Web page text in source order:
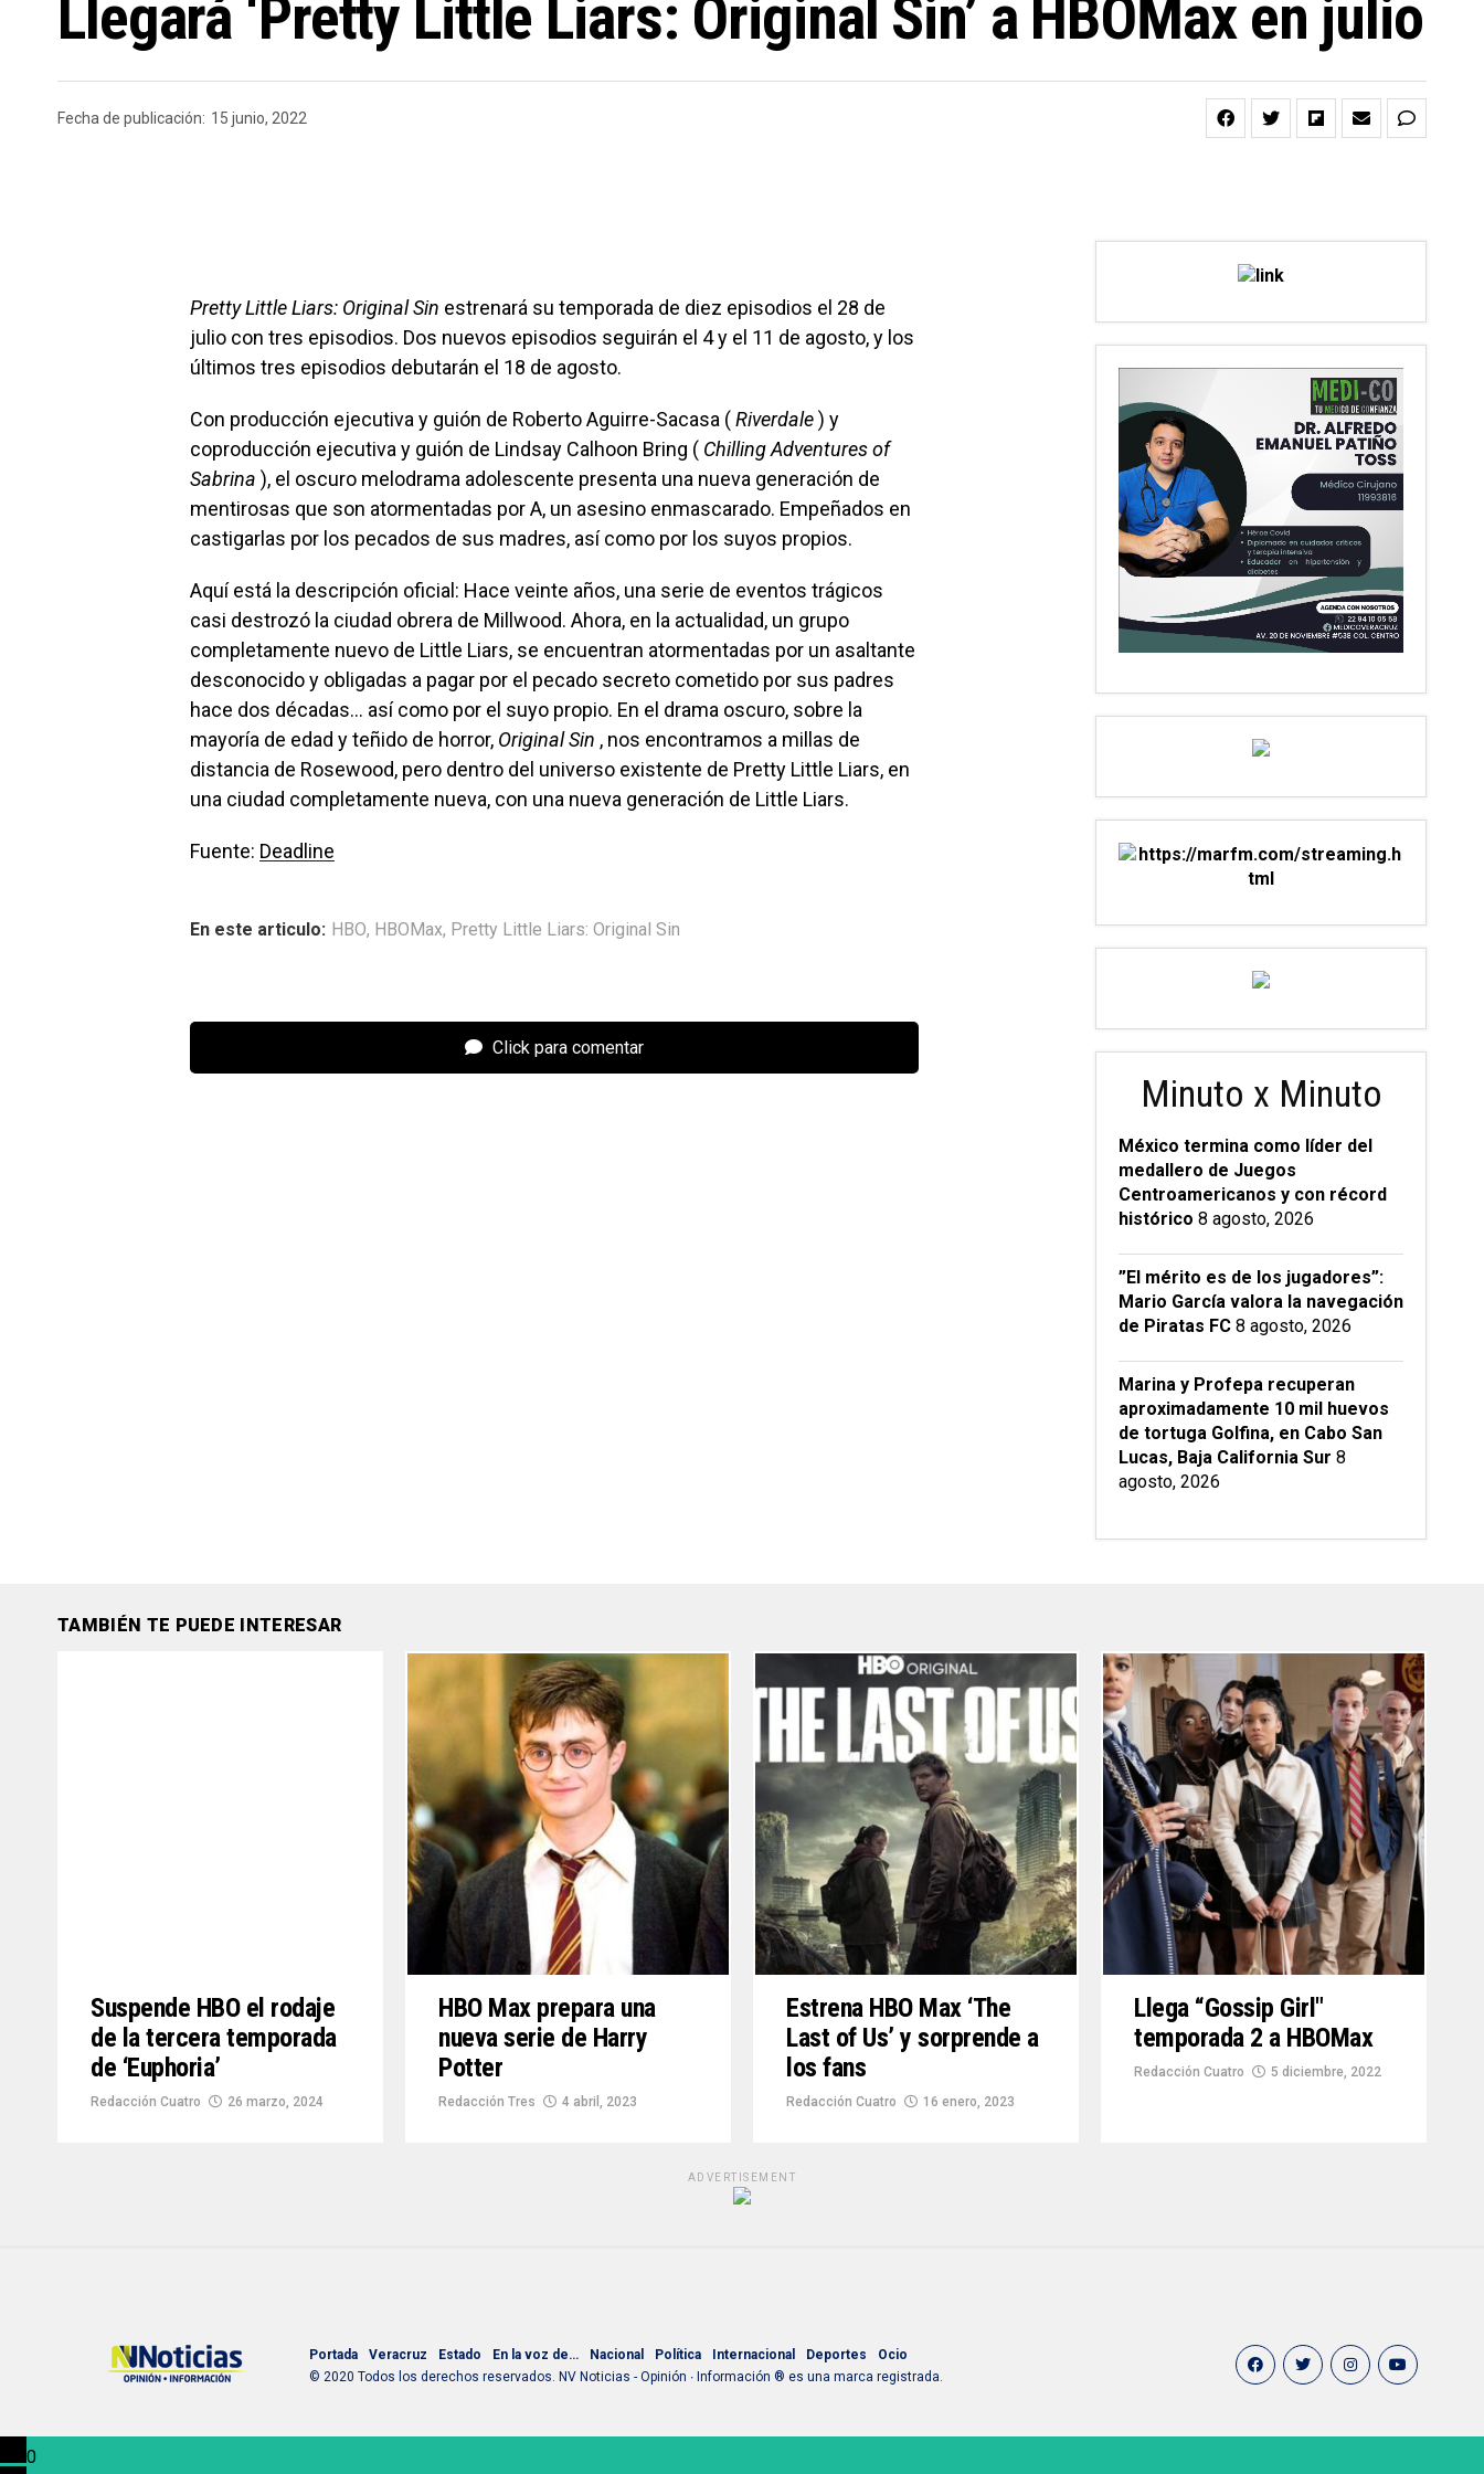
Llegará ‘Pretty Little Liars: Original Sin’ a HBOMax en julio
Fecha de publicación: 15 junio, 2022
Pretty Little Liars: Original Sin estrenará su temporada de diez episodios el 28 de
julio con tres episodios. Dos nuevos episodios seguirán el 4 y el 11 de agosto, y los
últimos tres episodios debutarán el 18 de agosto.
Con producción ejecutiva y guión de Roberto Aguirre-Sacasa (Riverdale) y
coproducción ejecutiva y guión de Lindsay Calhoon Bring ( Chilling Adventures of
Sabrina ), el oscuro melodrama adolescente presenta una nueva generación de
mentirosas que son atormentadas por A, un asesino enmascarado. Empeñados en
castigarlas por los pecados de sus madres, así como por los suyos propios.
Aquí está la descripción oficial: Hace veinte años, una serie de eventos trágicos
casi destrozó la ciudad obrera de Millwood. Ahora, en la actualidad, un grupo
completamente nuevo de Little Liars, se encuentran atormentadas por un asaltante
desconocido y obligadas a pagar por el pecado secreto cometido por sus padres
hace dos décadas… así como por el suyo propio. En el drama oscuro, sobre la
mayoría de edad y teñido de horror, Original Sin , nos encontramos a millas de
distancia de Rosewood, pero dentro del universo existente de Pretty Little Liars, en
una ciudad completamente nueva, con una nueva generación de Little Liars.
Fuente: Deadline
En este articulo: HBO, HBOMax, Pretty Little Liars: Original Sin
Click para comentar
Minuto x Minuto
México termina como líder del
medallero de Juegos
Centroamericanos y con récord
histórico 8 agosto, 2026
”El mérito es de los jugadores”:
Mario García valora la navegación
de Piratas FC 8 agosto, 2026
Marina y Profepa recuperan
aproximadamente 10 mil huevos
de tortuga Golfina, en Cabo San
Lucas, Baja California Sur 8
agosto, 2026
TAMBIÉN TE PUEDE INTERESAR
Suspende HBO el rodaje
de la tercera temporada
de ‘Euphoria’
Redacción Cuatro 26 marzo, 2024
HBO Max prepara una
nueva serie de Harry
Potter
Redacción Tres 4 abril, 2023
Estrena HBO Max ‘The
Last of Us’ y sorprende a
los fans
Redacción Cuatro 16 enero, 2023
Llega “Gossip Girl″
temporada 2 a HBOMax
Redacción Cuatro 5 diciembre, 2022
ADVERTISEMENT
Portada Veracruz Estado En la voz de… Nacional Política Internacional Deportes
Ocio
© 2020 Todos los derechos reservados. NV Noticias - Opinión ∙ Información ® es una marca registrada.
0